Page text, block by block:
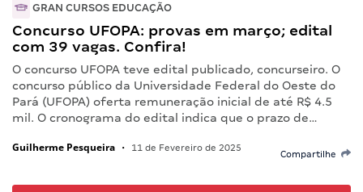
GRAN CURSOS EDUCAÇÃO
Concurso UFOPA: provas em março; edital
com 39 vagas. Confira!
O concurso UFOPA teve edital publicado, concurseiro. O
concurso público da Universidade Federal do Oeste do
Pará (UFOPA) oferta remuneração inicial de até R$ 4.5
mil. O cronograma do edital indica que o prazo de…
Guilherme Pesqueira • 11 de Fevereiro de 2025
Compartilhe